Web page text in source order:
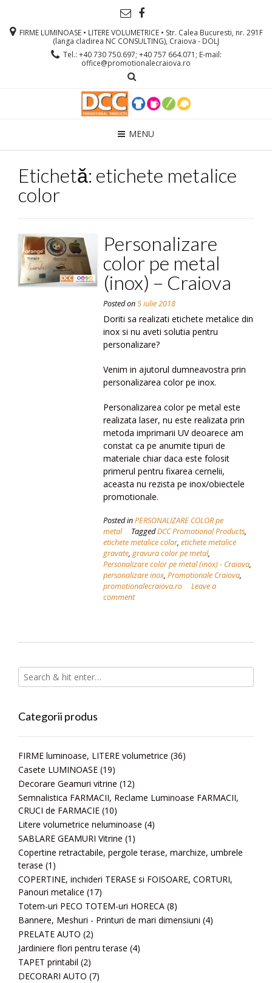
FIRME LUMINOASE • LITERE VOLUMETRICE • Str. Calea Bucuresti, nr. 291F
(langa cladirea NC CONSULTING), Craiova - DOLJ
Tel.: +40 730 750.697; +40 757 664.071; E-mail:
office@promotionalecraiova.ro
MENU
Etichetă: etichete metalice
color
Personalizare
color pe metal
(inox) – Craiova
Posted on5 iulie 2018
Doriti sa realizati etichete metalice din
inox si nu aveti solutia pentru
personalizare?
Venim in ajutorul dumneavostra prin
personalizarea color pe inox.
Personalizarea color pe metal este
realizata laser, nu este realizata prin
metoda imprimarii UV deoarece am
constat ca pe anumite tipuri de
materiale chiar daca este folosit
primerul pentru fixarea cernelii,
aceasta nu rezista pe inox/obiectele
promotionale.
Posted inPERSONALIZARE COLOR pe
metal
TaggedDCC Promotional Products,
etichete metalice color, etichete metalice
gravate, gravura color pe metal,
Personalizare color pe metal (inox) - Craiova,
personalizare inox, Promotionale Craiova,
promotionalecraiova.ro
Leave a
comment
Categorii produs
FIRME luminoase, LITERE volumetrice (36)
Casete LUMINOASE (19)
Decorare Geamuri vitrine (12)
Semnalistica FARMACII, Reclame Luminoase FARMACII,
CRUCI de FARMACIE (10)
Litere volumetrice neluminoase (4)
SABLARE GEAMURI Vitrine (1)
Copertine retractabile, pergole terase, marchize, umbrele
terase (1)
COPERTINE, inchideri TERASE si FOISOARE, CORTURI,
Panouri metalice (17)
Totem-uri PECO TOTEM-uri HORECA (8)
Bannere, Meshuri - Printuri de mari dimensiuni (4)
PRELATE AUTO (2)
Jardiniere flori pentru terase (4)
TAPET printabil (2)
DECORARI AUTO (7)